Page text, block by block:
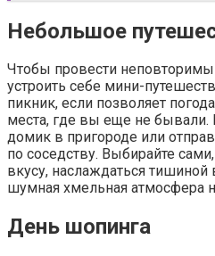
Небольшое
Чтобы провести
устроить себе мини-
пикник, если позволяет
места, где вы еще не бывали.
домик в пригороде или
по соседству. Выбирайте
вкусу, наслаждаться
шумная хмельная атмосфера
День шопинга